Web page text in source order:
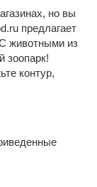
но вы
предлагает
животными из
зоопарк!
контур,